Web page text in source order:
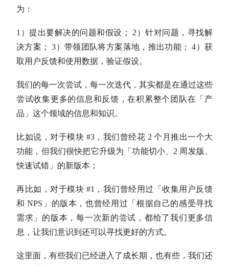
为：
1）提出要解决的问题和假设； 2）针对问题，寻找解
决方案； 3）带领团队将方案落地，推出功能； 4）获
取用户反馈和使用数据，验证假设。
我们的每一次尝试，每一次迭代，其实都是在通过这些
尝试收集更多的信息和反馈，在积累整个团队在「产
品」这个领域的信息和知识。
比如说，对于模块 #3，我们曾经花 2 个月推出一个大
功能，但我们很快把它升级为「功能切小、2 周发版、
快速试错」的新版本；
再比如，对于模块 #1，我们曾经用过「收集用户反馈
和 NPS」的版本，也曾经用过「根据自己的感受寻找
需求」的版本，每一次新的尝试，都给了我们更多信
息，让我们意识到还可以寻找更好的方式。
这里面，有些我们已经进入了成长期，也有些，我们还